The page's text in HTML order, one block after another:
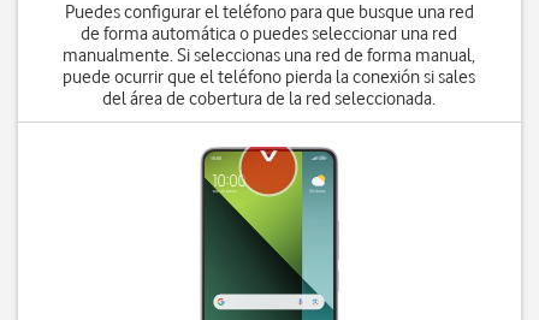
Puedes configurar el teléfono para que busque una red
de forma automática o puedes seleccionar una red
manualmente. Si seleccionas una red de forma manual,
puede ocurrir que el teléfono pierda la conexión si sales
del área de cobertura de la red seleccionada.